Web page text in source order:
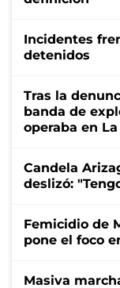
Incidentes
detenidos
Tras la
banda de
operaba en
Candela
deslizó:
Femicidio de
pone el foco
Masiva